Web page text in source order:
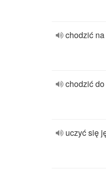
chodzić
chodzić
uczyć się